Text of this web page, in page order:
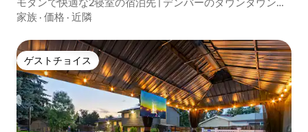
く
家族 · 価格 · 近隣
ゲストチョイス
ゲストチョイス